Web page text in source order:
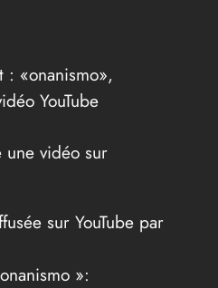
: «onanismo»,
YouTube
une vidéo sur
sur YouTube par
»: